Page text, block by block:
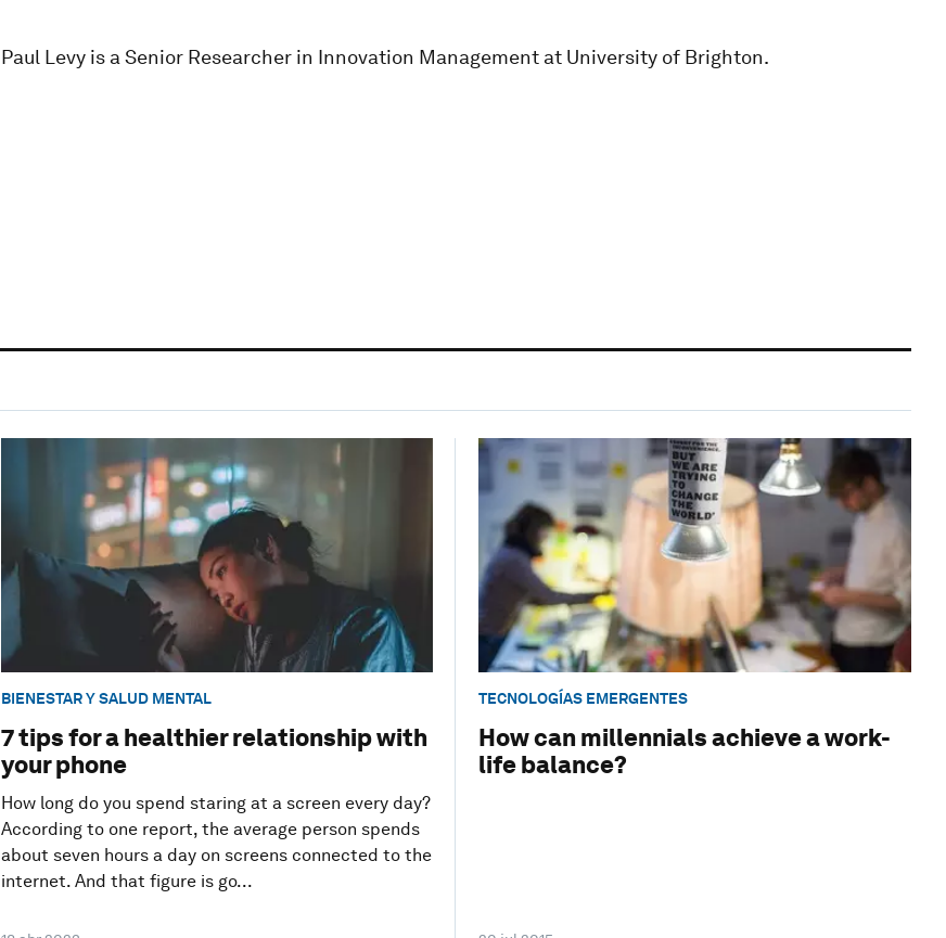
Paul Levy is a Senior Researcher in Innovation Management at University of Brighton.
BIENESTAR Y SALUD MENTAL
7 tips for a healthier relationship with
your phone
How long do you spend staring at a screen every day?
According to one report, the average person spends
about seven hours a day on screens connected to the
internet. And that figure is go...
TECNOLOGÍAS EMERGENTES
How can millennials achieve a work-
life balance?